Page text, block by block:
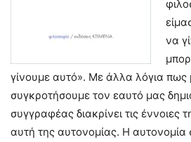
να
γίνουμε αυτό». Με άλλα λόγια
συγκροτήσουμε τον εαυτό μας
συγγραφέας διακρίνει τις έννοιες
αυτή της αυτονομίας. Η αυτονομία